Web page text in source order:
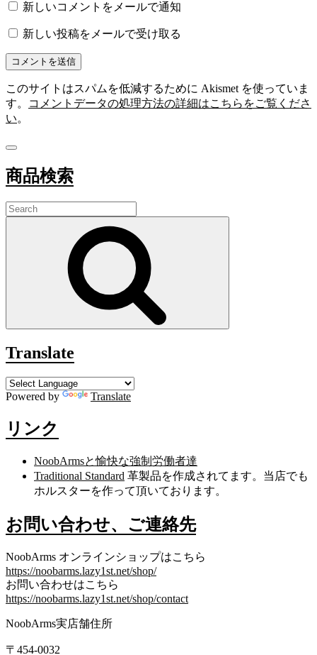
新しいコメントをメールで通知
新しい投稿をメールで受け取る
このサイトはスパムを低減するために Akismet を使っていま
す。
コメントデータの処理方法の詳細はこちらをご覧くださ
い。
商品検索
Search
for:
Translate
Powered by Translate
リンク
NoobArmsと愉快な強制労働者達
Traditional Standard 革製品を作成されてます。当店でも
ホルスターを作って頂いております。
お問い合わせ、ご連絡先
NoobArms オンラインショップはこちら
https://noobarms.lazy1st.net/shop/
お問い合わせはこちら
https://noobarms.lazy1st.net/shop/contact
NoobArms実店舗住所
〒454-0032